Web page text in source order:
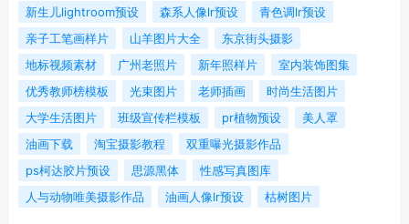
新生儿lightroom预设
森系人像lr预设
青色调lr预设
亲子工笔画样片
山羊图片大全
东京街头摄影
地标视频素材
广州老照片 新年照样片
室内装饰图集
优秀教师榜模板
光束图片 老师插画
时尚生活图片
大学生活图片
班级宣传栏模板 pr植物预设
美人罩
油画下载
淘宝摄影教程
双重曝光摄影作品
ps柯达胶片预设
思源黑体
性感写真图库
人与动物唯美摄影作品
油画人像lr预设 枯树图片